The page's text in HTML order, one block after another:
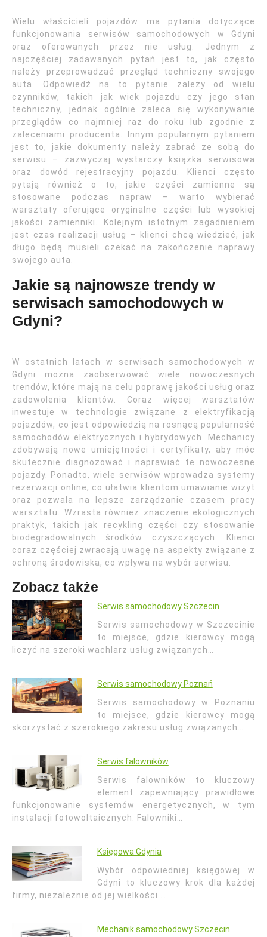
Wielu właścicieli pojazdów ma pytania dotyczące
funkcjonowania serwisów samochodowych w Gdyni
oraz oferowanych przez nie usług. Jednym z
najczęściej zadawanych pytań jest to, jak często
należy przeprowadzać przegląd techniczny swojego
auta. Odpowiedź na to pytanie zależy od wielu
czynników, takich jak wiek pojazdu czy jego stan
techniczny, jednak ogólnie zaleca się wykonywanie
przeglądów co najmniej raz do roku lub zgodnie z
zaleceniami producenta. Innym popularnym pytaniem
jest to, jakie dokumenty należy zabrać ze sobą do
serwisu – zazwyczaj wystarczy książka serwisowa
oraz dowód rejestracyjny pojazdu. Klienci często
pytają również o to, jakie części zamienne są
stosowane podczas napraw – warto wybierać
warsztaty oferujące oryginalne części lub wysokiej
jakości zamienniki. Kolejnym istotnym zagadnieniem
jest czas realizacji usług – klienci chcą wiedzieć, jak
długo będą musieli czekać na zakończenie naprawy
swojego auta.
Jakie są najnowsze trendy w
serwisach samochodowych w
Gdyni?
W ostatnich latach w serwisach samochodowych w
Gdyni można zaobserwować wiele nowoczesnych
trendów, które mają na celu poprawę jakości usług oraz
zadowolenia klientów. Coraz więcej warsztatów
inwestuje w technologie związane z elektryfikacją
pojazdów, co jest odpowiedzią na rosnącą popularność
samochodów elektrycznych i hybrydowych. Mechanicy
zdobywają nowe umiejętności i certyfikaty, aby móc
skutecznie diagnozować i naprawiać te nowoczesne
pojazdy. Ponadto, wiele serwisów wprowadza systemy
rezerwacji online, co ułatwia klientom umawianie wizyt
oraz pozwala na lepsze zarządzanie czasem pracy
warsztatu. Wzrasta również znaczenie ekologicznych
praktyk, takich jak recykling części czy stosowanie
biodegradowalnych środków czyszczących. Klienci
coraz częściej zwracają uwagę na aspekty związane z
ochroną środowiska, co wpływa na wybór serwisu.
Zobacz także
Serwis samochodowy Szczecin
Serwis samochodowy w Szczecinie
to miejsce, gdzie kierowcy mogą
liczyć na szeroki wachlarz usług związanych…
Serwis samochodowy Poznań
Serwis samochodowy w Poznaniu
to miejsce, gdzie kierowcy mogą
skorzystać z szerokiego zakresu usług związanych…
Serwis falowników
Serwis falowników to kluczowy
element zapewniający prawidłowe
funkcjonowanie systemów energetycznych, w tym
instalacji fotowoltaicznych. Falowniki…
Księgowa Gdynia
Wybór odpowiedniej księgowej w
Gdyni to kluczowy krok dla każdej
firmy, niezależnie od jej wielkości.…
Mechanik samochodowy Szczecin